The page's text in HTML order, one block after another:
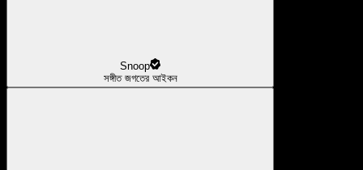
Snoop
সঙ্গীত জগতের আইকন